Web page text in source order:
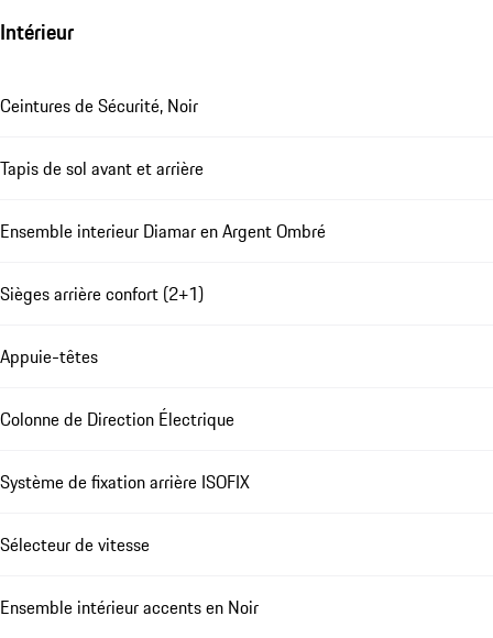
Intérieur
Ceintures de Sécurité, Noir
Tapis de sol avant et arrière
Ensemble interieur Diamar en Argent Ombré
Sièges arrière confort (2+1)
Appuie-têtes
Colonne de Direction Électrique
Système de fixation arrière ISOFIX
Sélecteur de vitesse
Ensemble intérieur accents en Noir